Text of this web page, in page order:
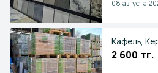
08 августа
Кафель,
2 600 тг.